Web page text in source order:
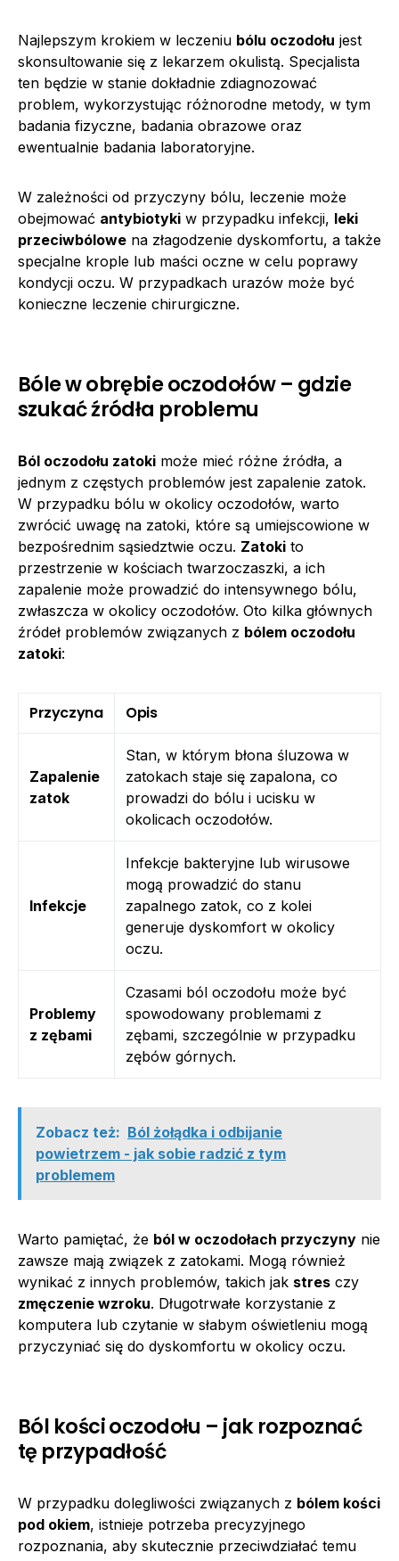
Najlepszym krokiem w leczeniu bólu oczodołu jest
skonsultowanie się z lekarzem okulistą. Specjalista
ten będzie w stanie dokładnie zdiagnozować
problem, wykorzystując różnorodne metody, w tym
badania fizyczne, badania obrazowe oraz
ewentualnie badania laboratoryjne.
W zależności od przyczyny bólu, leczenie może
obejmować antybiotyki w przypadku infekcji, leki
przeciwbólowe na złagodzenie dyskomfortu, a także
specjalne krople lub maści oczne w celu poprawy
kondycji oczu. W przypadkach urazów może być
konieczne leczenie chirurgiczne.
Bóle w obrębie oczodołów – gdzie
szukać źródła problemu
Ból oczodołu zatoki może mieć różne źródła, a
jednym z częstych problemów jest zapalenie zatok.
W przypadku bólu w okolicy oczodołów, warto
zwrócić uwagę na zatoki, które są umiejscowione w
bezpośrednim sąsiedztwie oczu. Zatoki to
przestrzenie w kościach twarzoczaszki, a ich
zapalenie może prowadzić do intensywnego bólu,
zwłaszcza w okolicy oczodołów. Oto kilka głównych
źródeł problemów związanych z bólem oczodołu
zatoki:
Przyczyna Opis
Zapalenie
zatok
Stan, w którym błona śluzowa w
zatokach staje się zapalona, co
prowadzi do bólu i ucisku w
okolicach oczodołów.
Infekcje
Infekcje bakteryjne lub wirusowe
mogą prowadzić do stanu
zapalnego zatok, co z kolei
generuje dyskomfort w okolicy
oczu.
Problemy
z zębami
Czasami ból oczodołu może być
spowodowany problemami z
zębami, szczególnie w przypadku
zębów górnych.
Zobacz też: Ból żołądka i odbijanie
powietrzem - jak sobie radzić z tym
problemem
Warto pamiętać, że ból w oczodołach przyczyny nie
zawsze mają związek z zatokami. Mogą również
wynikać z innych problemów, takich jak stres czy
zmęczenie wzroku. Długotrwałe korzystanie z
komputera lub czytanie w słabym oświetleniu mogą
przyczyniać się do dyskomfortu w okolicy oczu.
Ból kości oczodołu – jak rozpoznać
tę przypadłość
W przypadku dolegliwości związanych z bólem kości
pod okiem, istnieje potrzeba precyzyjnego
rozpoznania, aby skutecznie przeciwdziałać temu